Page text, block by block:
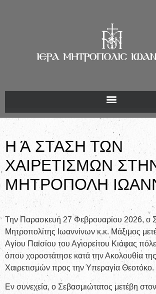
Η Ά ΣΤΑΣΗ ΤΩΝ
ΧΑΙΡΕΤΙΣΜΩΝ
ΜΗΤΡΟΠΟΛΗ
Την Παρασκευή 27 Φεβρουαρίου 2026, ο
Μητροπολίτης Ιωαννίνων κ.κ. Μάξιμος
Αγίου Παϊσίου του Αγιορείτου Κιάφας
όπου χοροστάτησε κατά την Ακολουθία
Χαιρετισμών προς την Υπεραγία Θεοτόκο.
Εν συνεχεία, ο Σεβασμιώτατος μετέβη